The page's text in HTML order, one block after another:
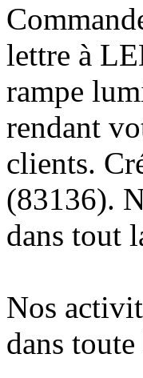
lettre à
rampe
rendant
clients.
(83136).
dans tout
Nos
dans